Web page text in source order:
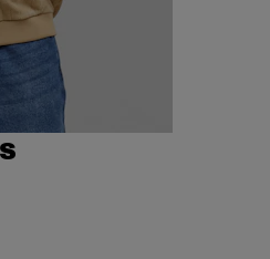
49,99 EUR